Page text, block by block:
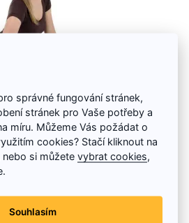
chránič kolena
uvázání. Chránič udržuje koleno v suchu a
od chladu, ale také od lehčího nárazu.
269 Kč
Na skladě
správné fungování stránek,
stránek pro Vaše potřeby a
míru. Můžeme Vás požádat o
cookies? Stačí kliknout na
nebo si můžetevybrat cookies,
Souhlasím